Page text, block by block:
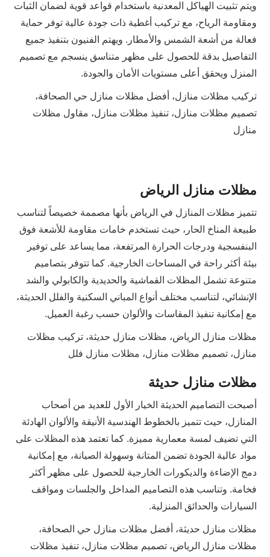
ويتم تثبيت الهياكل المعدنية باستخدام قواعد قوية لضمان الثبات
ومقاومة الرياح، مع تركيب أغطية ذات جودة عالية توفر حماية
فعالة من أشعة الشمس والأمطار. ويهتم الفنيون بتنفيذ جميع
التفاصيل بدقة للحصول على مظهر متناسق ينسجم مع تصميم
المنزل ويحقق أعلى مستويات الأمان والجودة.
تركيب مظلات منازل، أفضل مظلات منازل حي الصحافة،
تصميم مظلات منازل، تنفيذ مظلات منازل، مقاول مظلات
منازل
مظلات منازل الرياض
تتميز مظلات المنازل في الرياض بأنها مصممة خصيصاً لتناسب
طبيعة المناخ الحار، حيث تستخدم خامات مقاومة للأشعة فوق
البنفسجية ودرجات الحرارة المرتفعة، مما يساعد على توفير
بيئة أكثر راحة في المساحات الخارجية. كما تتوفر بتصاميم
متنوعة تشمل المظلات القماشية والحديدية والكابولي والشد
الإنشائي، لتناسب مختلف أنواع المباني السكنية والفلل الحديثة،
مع إمكانية تنفيذ المقاسات والألوان حسب رغبة العميل.
مظلات منازل الرياض، مظلات منازل حديثة، تركيب مظلات
منازل، تصميم مظلات منازل، مظلات منازل فلل
مظلات منازل حديثة
أصبحت التصاميم الحديثة الخيار الأول للعديد من أصحاب
المنازل، حيث تتميز بالخطوط الهندسية الأنيقة والألوان الهادئة
التي تضيف لمسة معمارية مميزة. كما تعتمد هذه المظلات على
مواد عالية الجودة تضمن المتانة وسهولة الصيانة، مع إمكانية
دمج الإضاءة والديكورات الخارجية للحصول على مظهر أكثر
فخامة. وتناسب هذه التصاميم المداخل والجلسات ومواقف
السيارات والحدائق المنزلية.
مظلات منازل حديثة، أفضل مظلات منازل حي الصحافة،
مظلات منازل الرياض، تصميم مظلات منازل، تنفيذ مظلات